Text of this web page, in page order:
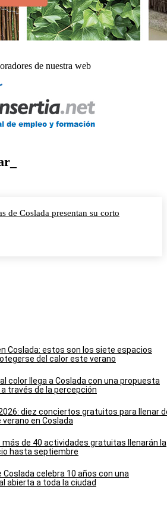
de nuestra web
de Coslada presentan su corto
Coslada: estos son los siete espacios
del calor este verano
color llega a Coslada con una propuesta
través de la percepción
diez conciertos gratuitos para llenar
en Coslada
más de 40 actividades gratuitas llenarán la
hasta septiembre
Coslada celebra 10 años con una
abierta a toda la ciudad